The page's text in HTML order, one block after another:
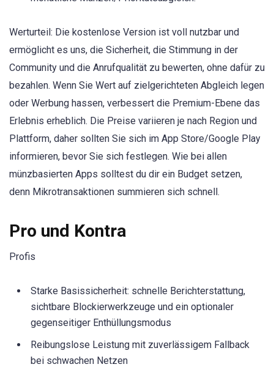
Werturteil: Die kostenlose Version ist voll nutzbar und
ermöglicht es uns, die Sicherheit, die Stimmung in der
Community und die Anrufqualität zu bewerten, ohne dafür zu
bezahlen. Wenn Sie Wert auf zielgerichteten Abgleich legen
oder Werbung hassen, verbessert die Premium-Ebene das
Erlebnis erheblich. Die Preise variieren je nach Region und
Plattform, daher sollten Sie sich im App Store/Google Play
informieren, bevor Sie sich festlegen. Wie bei allen
münzbasierten Apps solltest du dir ein Budget setzen,
denn Mikrotransaktionen summieren sich schnell.
Pro und Kontra
Profis
Starke Basissicherheit: schnelle Berichterstattung,
sichtbare Blockierwerkzeuge und ein optionaler
gegenseitiger Enthüllungsmodus
Reibungslose Leistung mit zuverlässigem Fallback
bei schwachen Netzen